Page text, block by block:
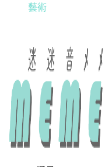
藝術